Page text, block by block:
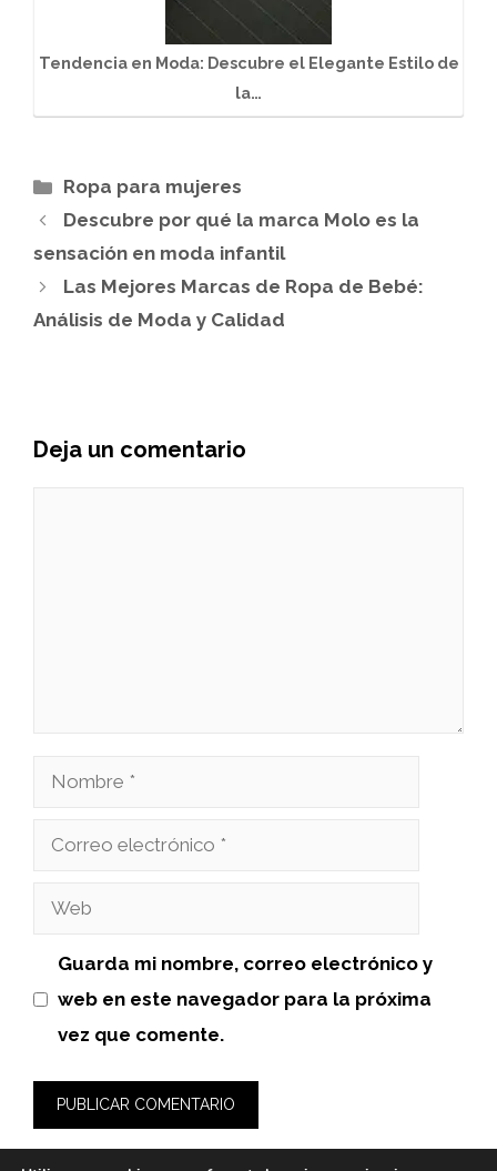
Tendencia en Moda: Descubre el Elegante Estilo de
la…
Categorías
Ropa para mujeres
Descubre por qué la marca Molo es la
sensación en moda infantil
Las Mejores Marcas de Ropa de Bebé:
Análisis de Moda y Calidad
Deja un comentario
Nombre
Correo
Web
Guarda mi nombre, correo electrónico y
web en este navegador para la próxima
vez que comente.